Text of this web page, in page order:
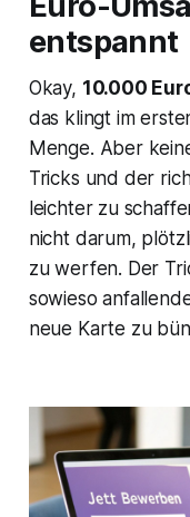
entspannt
Okay, 10.000
das klingt im
Menge. Aber
Tricks und der
leichter zu
nicht darum,
zu werfen. Der
sowieso
neue Karte zu